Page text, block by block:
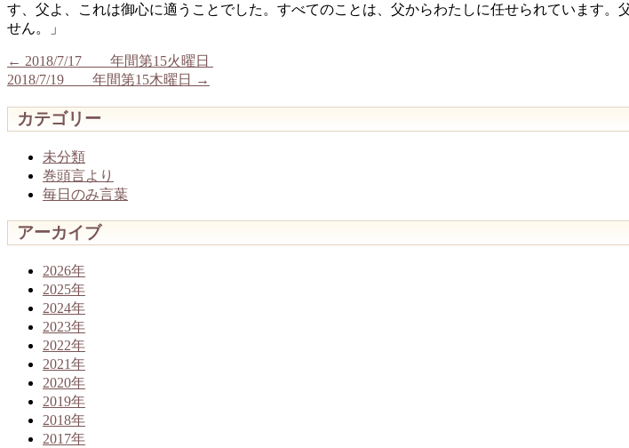
す、父よ、これは御心に適うことでした。すべてのことは、父からわたしに任せられています
せん。」
← 2018/7/17 年間第15火曜日
2018/7/19 年間第15木曜日
→
カテゴリー
未分類
巻頭言より
毎日のみ言葉
アーカイブ
2026年
2025年
2024年
2023年
2022年
2021年
2020年
2019年
2018年
2017年